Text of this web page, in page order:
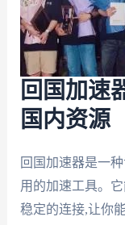
回国加速
国内资源
回国加速器是一
用的加速工具。
稳定的连接,让你